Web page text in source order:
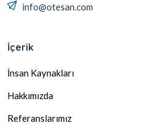
info@otesan.com
İçerik
İnsan Kaynakları
Hakkımızda
Referanslarımız